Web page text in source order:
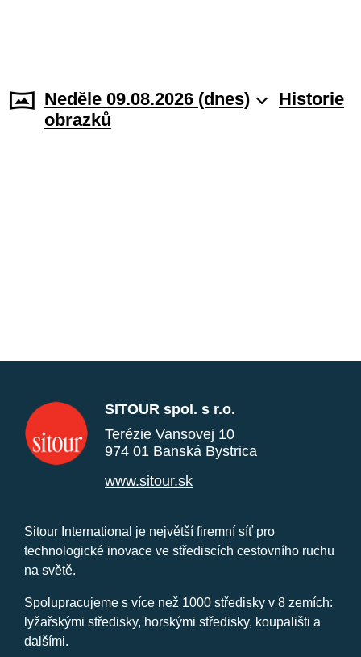
Neděle 09.08.2026 (dnes)
Historie
obrazků
SITOUR spol. s r.o.
Terézie Vansovej 10
974 01 Banská Bystrica
www.sitour.sk
Sitour International je největší firemní síť pro
technologické inovace ve střediscích cestovního ruchu
na světě.
Spolupracujeme s více než 1000 středisky v 8 zemích:
lyžařskými středisky, horskými středisky, koupališti a
dalšími.